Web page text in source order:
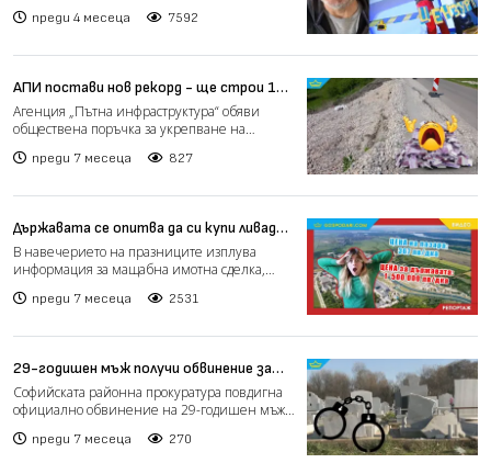
преди 4 месеца 7592
АПИ постави нов рекорд - ще строи 150
метра път за 1,5 милиона лева
Агенция „Пътна инфраструктура“ обяви
обществена поръчка за укрепване на
преди 7 месеца 827
Държавата се опитва да си купи ливада
край АЕЦ “Козлодуй” за десетки пъти
по-висока от пазарната цена
В навечерието на празниците изплува
информация за мащабна имотна сделка,
преди 7 месеца 2531
29-годишен мъж получи обвинение за
унищожаването на стотици надгробни
плочи и урни (видео)
Софийската районна прокуратура повдигна
официално обвинение на 29-годишен мъж
преди 7 месеца 270